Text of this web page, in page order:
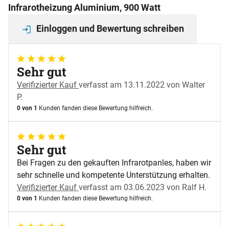
Infrarotheizung Aluminium, 900 Watt
Einloggen und Bewertung schreiben
5 von 5
Sehr gut
Verifizierter Kauf verfasst am 13.11.2022 von Walter
P.
0 von 1 Kunden fanden diese Bewertung hilfreich.
5 von 5
Sehr gut
Bei Fragen zu den gekauften Infrarotpanles, haben wir
sehr schnelle und kompetente Unterstützung erhalten.
Verifizierter Kauf verfasst am 03.06.2023 von Ralf H.
0 von 1 Kunden fanden diese Bewertung hilfreich.